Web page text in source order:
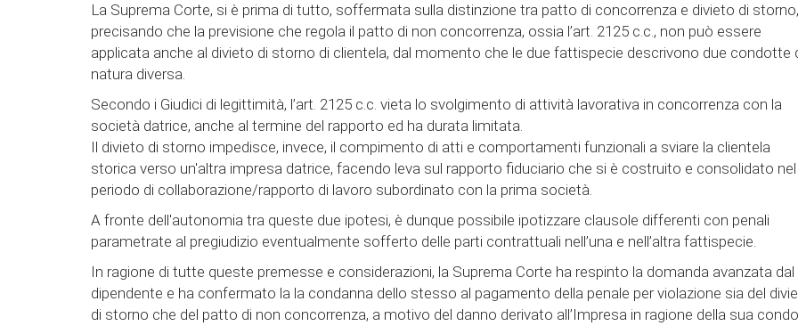
La Suprema Corte, si è prima di tutto, soffermata sulla distinzione tra patto di concorrenza e divieto di storno,
precisando che la previsione che regola il patto di non concorrenza, ossia l’art. 2125 c.c., non può essere
applicata anche al divieto di storno di clientela, dal momento che le due fattispecie descrivono due condotte
natura diversa.
Secondo i Giudici di legittimità, l’art. 2125 c.c. vieta lo svolgimento di attività lavorativa in concorrenza con la
società datrice, anche al termine del rapporto ed ha durata limitata.
Il divieto di storno impedisce, invece, il compimento di atti e comportamenti funzionali a sviare la clientela
storica verso un'altra impresa datrice, facendo leva sul rapporto fiduciario che si è costruito e consolidato nel
periodo di collaborazione/rapporto di lavoro subordinato con la prima società.
A fronte dell'autonomia tra queste due ipotesi, è dunque possibile ipotizzare clausole differenti con penali
parametrate al pregiudizio eventualmente sofferto delle parti contrattuali nell’una e nell’altra fattispecie.
In ragione di tutte queste premesse e considerazioni, la Suprema Corte ha respinto la domanda avanzata dal
dipendente e ha confermato la la condanna dello stesso al pagamento della penale per violazione sia del
di storno che del patto di non concorrenza, a motivo del danno derivato all’Impresa in ragione della sua